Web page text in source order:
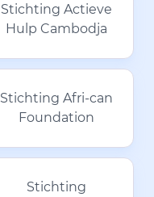
Stichting Actieve
Hulp Cambodja
Stichting Afri-can
Foundation
Stichting